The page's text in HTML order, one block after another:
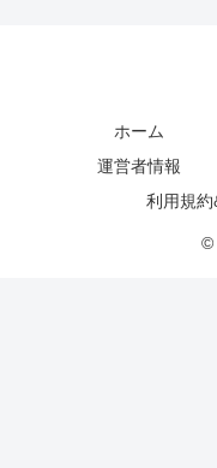
ホーム
運営者情報
利用規
©